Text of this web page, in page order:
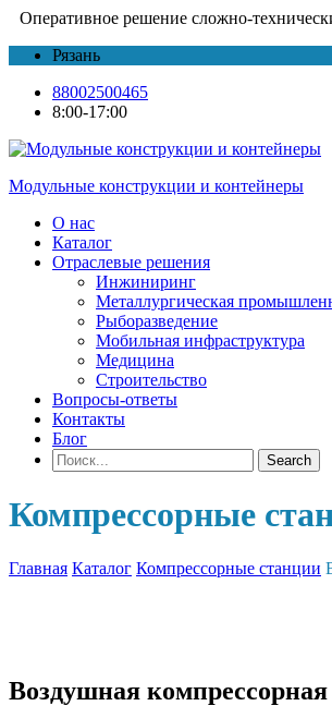
Оперативное решение сложно-
Рязань
88002500465
8:00-17:00
Модульные конструкции и контейнеры
О нас
Каталог
Отраслевые решения
Инжиниринг
Металлургическая
Рыборазведение
Мобильная инфраструктура
Медицина
Строительство
Вопросы-ответы
Контакты
Блог
Компрессорные
Главная Каталог Компрессорные станции
Воздушная